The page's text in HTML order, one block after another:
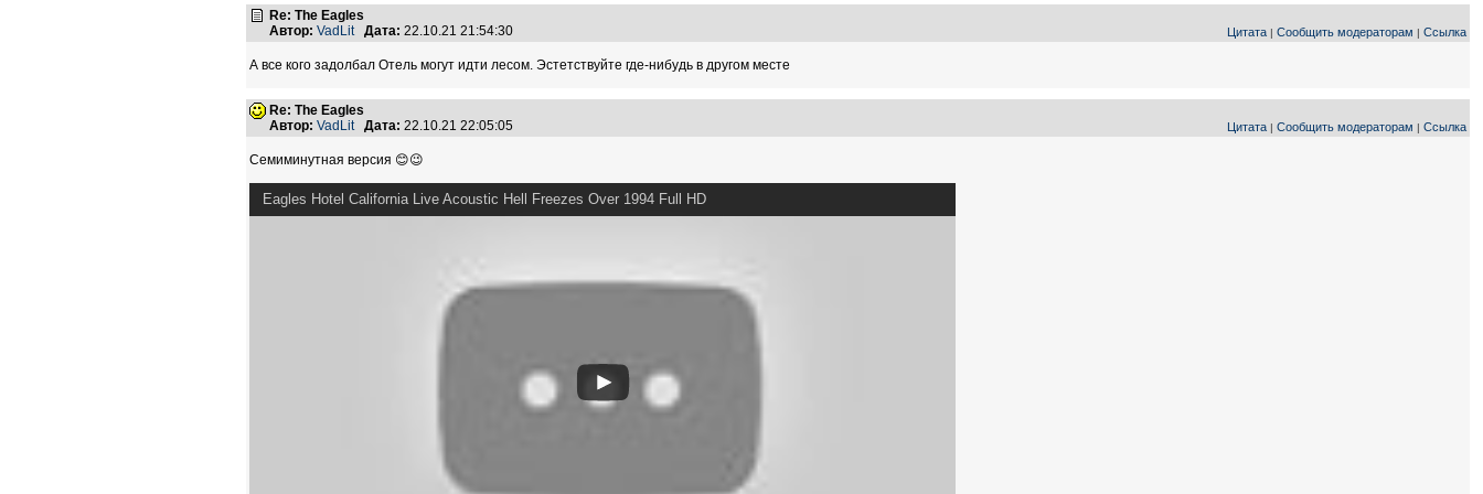
Re: The Eagles
Автор: VadLit Дата: 22.10.21 21:54:30 Цитата | Сообщить модераторам | Ссылка
А все кого задолбал Отель могут идти лесом. Эстетствуйте где-нибудь в другом месте
Re: The Eagles
Автор: VadLit Дата: 22.10.21 22:05:05 Цитата | Сообщить модераторам | Ссылка
Семиминутная версия 😊😉
Eagles Hotel California Live Acoustic Hell Freezes Over 1994 Full HD